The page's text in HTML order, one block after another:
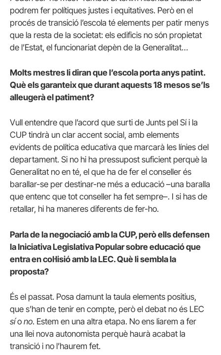
podrem fer polítiques justes i equitatives. Però en el
procés de transició l’escola té elements per patir menys
que la resta de la societat: els edificis no són propietat
de l’Estat, el funcionariat depèn de la Generalitat…
Molts mestres li diran que l’escola porta anys patint.
Què els garanteix que durant aquests 18 mesos se’ls
alleugerà el patiment?
Vull entendre que l’acord que surti de Junts pel Sí i la
CUP tindrà un clar accent social, amb elements
evidents de política educativa que marcarà les línies del
departament. Si no hi ha pressupost suficient perquè la
Generalitat no en té, el que ha de fer el conseller és
barallar-se per destinar-ne més a educació –una baralla
que entenc que tot conseller ha fet sempre–. I si has de
retallar, hi ha maneres diferents de fer-ho.
Parla de la negociació amb la CUP, però ells defensen
la Iniciativa Legislativa Popular sobre educació que
entra en col·lisió amb la LEC. Què li sembla la
proposta?
És el passat. Posa damunt la taula elements positius,
que s’han de tenir en compte, però el debat no és LEC
sío no. Estem en una altra etapa. No ens liarem a fer
una llei nova autonomista perquè haurà acabat la
transició i no l’haurem fet.